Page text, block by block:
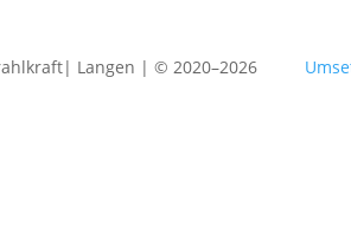
Langen | © 2020–2026